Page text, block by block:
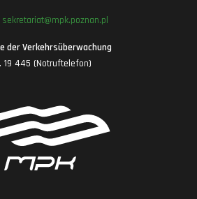
sekretariat@mpk.poznan.pl
der Verkehrsüberwachung
19 445 (Notruftelefon)